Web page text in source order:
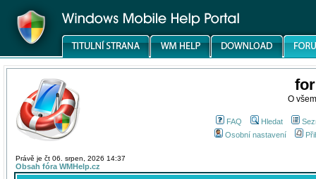
O
FAQ Hledat
Osobní nastavení
Právě je čt 06. srpen, 2026 14:37
Obsah fóra WMHelp.cz